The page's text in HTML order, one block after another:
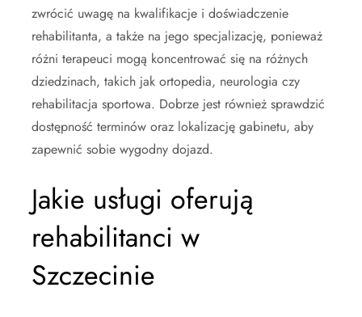
zwrócić uwagę na kwalifikacje i doświadczenie
rehabilitanta, a także na jego specjalizację, ponieważ
różni terapeuci mogą koncentrować się na różnych
dziedzinach, takich jak ortopedia, neurologia czy
rehabilitacja sportowa. Dobrze jest również sprawdzić
dostępność terminów oraz lokalizację gabinetu, aby
zapewnić sobie wygodny dojazd.
Jakie usługi oferują
rehabilitanci w
Szczecinie